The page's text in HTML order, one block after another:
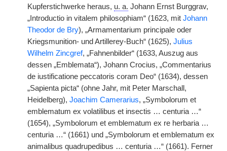
Kupferstichwerke heraus, u. a. Johann Ernst Burggrav,
„Introductio in vitalem philosophiam“ (1623, mit Johann
Theodor de Bry), „Armamentarium principale oder
Kriegsmunition- und Artillerey-Buch“ (1625), Julius
Wilhelm Zincgref, „Fahnenbilder“ (1633, Auszug aus
dessen „Emblemata“), Johann Crocius, „Commentarius
de iustificatione peccatoris coram Deo“ (1634), dessen
„Sapienta picta“ (ohne Jahr, mit Peter Marschall,
Heidelberg), Joachim Camerarius, „Symbolorum et
emblematum ex volatilibus et insectis … centuria …“
(1654), „Symbolorum et emblematum ex re herbaria …
centuria …“ (1661) und „Symbolorum et emblematum ex
animalibus quadrupedibus … centuria …“ (1661). Ferner